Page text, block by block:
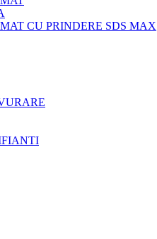
CU PRINDERE SDS MAX